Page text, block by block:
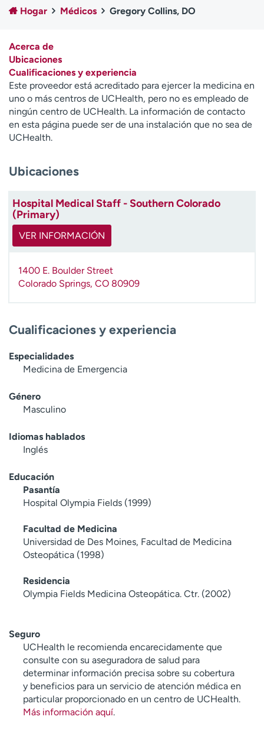
Atención a medios de
comunicación
Contáctenos Noticias e historias
A
y
ú
d
m
e
n
o
Hogar Médicos Gregory Collins, DO
Acerca de
Ubicaciones
Cualificaciones y experiencia
Este proveedor está acreditado para ejercer la medicina en
uno o más centros de UCHealth, pero no es empleado de
ningún centro de UCHealth. La información de contacto
en esta página puede ser de una instalación que no sea de
UCHealth.
Ubicaciones
Hospital Medical Staff - Southern Colorado
(Primary)
VER INFORMACIÓN
1400 E. Boulder Street
Colorado Springs, CO 80909
Cualificaciones y experiencia
Especialidades
Medicina de Emergencia
Género
Masculino
Idiomas hablados
Inglés
Educación
Pasantía
Hospital Olympia Fields (1999)
Facultad de Medicina
Universidad de Des Moines, Facultad de Medicina
Osteopática (1998)
Residencia
Olympia Fields Medicina Osteopática. Ctr. (2002)
Seguro
UCHealth le recomienda encarecidamente que
consulte con su aseguradora de salud para
determinar información precisa sobre su cobertura
y beneficios para un servicio de atención médica en
particular proporcionado en un centro de UCHealth.
Más información aquí.